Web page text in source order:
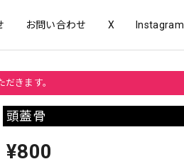
お問い合わせ X Instagram
きます。
頭蓋骨
¥800